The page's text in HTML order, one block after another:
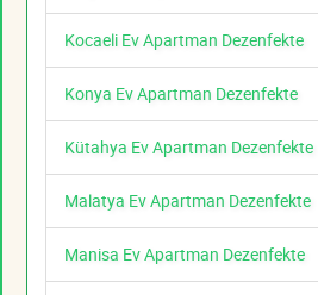
Kocaeli Ev Apartman Dezenfekte
Konya Ev Apartman Dezenfekte
Kütahya Ev Apartman Dezenfekte
Malatya Ev Apartman Dezenfekte
Manisa Ev Apartman Dezenfekte